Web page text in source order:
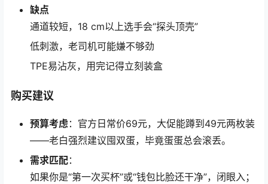
缺点
通道较短，18 cm以上选手会“探头顶壳”
低刺激，老司机可能嫌不够劲
TPE易沾灰，用完记得立刻装盒
购买建议
预算考虑 ：官方日常价69元，大促能蹲到49元两枚装
——老白强烈建议囤双蛋，毕竟蛋蛋总会滚丢。
需求匹配：
如果你是“第一次买杯”或“钱包比脸还干净”，闭眼入；